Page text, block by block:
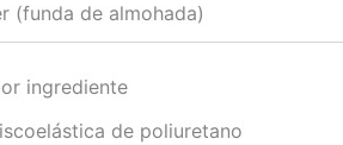
(funda de almohada)
ingrediente
de poliuretano